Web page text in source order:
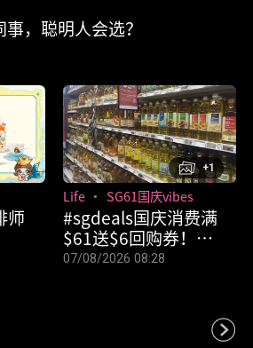
，聪明人会选？
师
#sgdeals国庆消费满
$61送$6回购券！
FairPrice 11天优惠帮
Life SG61国庆vibes
07/08/2026 08:28
+1